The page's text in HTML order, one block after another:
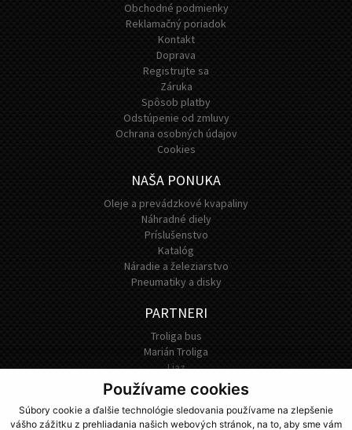
Používame cookies
Súbory cookie a ďalšie technológie sledovania používame na zlepšenie
vášho zážitku z prehliadania našich webových stránok, na to, aby sme vám
Obchodné podmienky
Reklamačný poriadok
Kontakt
Doprava
Registrujte sa
Záruka
Spôsob platby
Odstúpenie od zmluvy
Ochrana osobných údajov
Cookies
NAŠA PONUKA
Oleje a prevádzkové kvapaliny
Náhradné diely
Príslušenstvo
Katalóg
Náradie a železiarstvo
Pneumatiky a disky
PARTNERI
Troliga bus
Marián Troliga
Liaz